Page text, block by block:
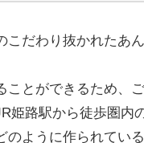
こだわり抜かれたあ
ことができるため、
姫路駅から徒歩圏内
のように作られてい